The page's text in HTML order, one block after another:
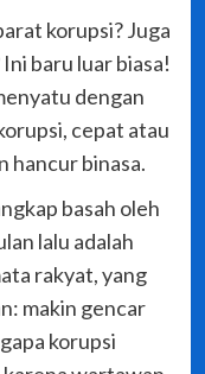
korupsi? Juga
baru luar biasa!
dengan
cepat atau
hancur binasa.
basah oleh
lalu adalah
rakyat, yang
makin gencar
korupsi